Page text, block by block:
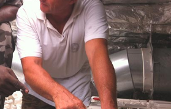
STAGES
spécialisés